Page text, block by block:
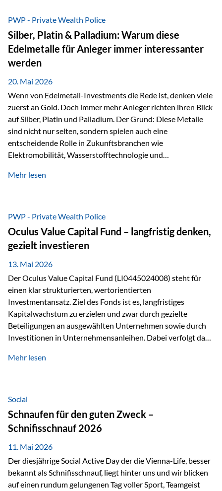
monetäre Rolle zurück Gold erlebt derzeit eine
bemerkenswerte Renaissance als monetärer Wertspeicher.
Treiber sind Rekordkäufe der Zentralbanken, geopolitische
Spannungen und ein schleichender Vertrauensverlust in
ungedeckte Papierwährungen. Wie groß dieser
Vertrauensverlust ausfällt, zeigt ein nüchterner
PWP - Private Wealth Police
Silber, Platin & Palladium: Warum diese
Edelmetalle für Anleger immer interessanter
werden
20. Mai 2026
Wenn von Edelmetall-Investments die Rede ist, denken viele
zuerst an Gold. Doch immer mehr Anleger richten ihren Blick
auf Silber, Platin und Palladium. Der Grund: Diese Metalle
sind nicht nur selten, sondern spielen auch eine
entscheidende Rolle in Zukunftsbranchen wie
Elektromobilität, Wasserstofftechnologie und
Faktoren für Investoren – begrenztes Angebot und
klassischer „Sicherheitsanker“ gilt, bieten Silber, Platin und
Palladium zusätzlich die Chance, von technologischen
Entwicklungen zu profitieren. Die Nachfrage entsteht nicht
nur durch Anleger, sondern vor allem durch die Industrie.
Gerade in…
Mehr lesen
PWP - Private Wealth Police
Oculus Value Capital Fund – langfristig denken,
gezielt investieren
13. Mai 2026
Der Oculus Value Capital Fund (LI0445024008) steht für
einen klar strukturierten, wertorientierten
Investmentansatz. Ziel des Fonds ist es, langfristiges
Kapitalwachstum zu erzielen und zwar durch gezielte
Beteiligungen an ausgewählten Unternehmen sowie durch
Investitionen in Unternehmensanleihen. Dabei verfolgt das
Marktbewegungen stehen im Fokus, sondern die
innerhalb der Private Wealth Police der Vienna-Life steht
der Oculus Value Capital Fund für einen langfristig
orientierten Value-Investing-Ansatz mit Fokus auf
fundamentale Unternehmensanalyse und nachhaltige
Wertentwicklung. Der Investmentansatz: Value Investing
mit Weitblick Im Zentrum steht ein…
Mehr lesen
Social
Schnaufen für den guten Zweck –
Schnifisschnauf 2026
11. Mai 2026
Der diesjährige Social Active Day der die Vienna-Life, besser
bekannt als Schnifisschnauf, liegt hinter uns und wir blicken
auf einen rundum gelungenen Tag voller Sport, Teamgeist